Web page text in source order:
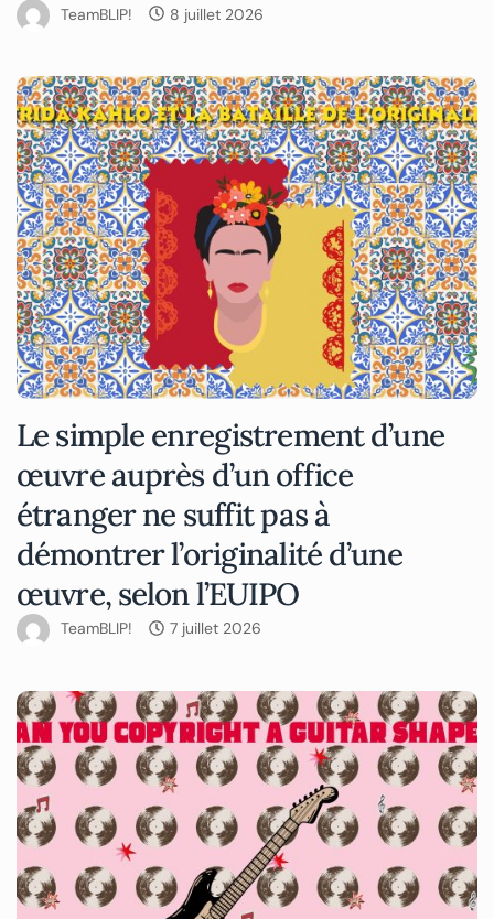
TeamBLIP! 8 juillet 2026
Le simple enregistrement d’une
œuvre auprès d’un office
étranger ne suffit pas à
démontrer l’originalité d’une
œuvre, selon l’EUIPO
TeamBLIP! 7 juillet 2026